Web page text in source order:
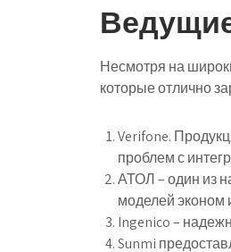
Несмотря на
которые отлично
Verifone.
проблем с
АТОЛ – один из
моделей эконом
Ingenico –
Sunmi